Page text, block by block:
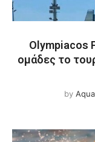
Olympiacos
ομάδες το
by